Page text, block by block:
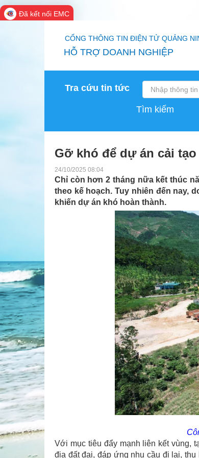
Đã kết nối EMC
CỔNG THÔNG TIN ĐIỆN TỬ QUẢNG
HỖ TRỢ DOANH NGHIỆP
Tra cứu tin tức
Tìm kiếm
Gỡ khó để dự án cải
24/10/2025 08:04
Chỉ còn hơn 2 tháng nữa kết thúc
theo kế hoạch. Tuy nhiên đến nay,
khiến dự án khó hoàn thành.
Với mục tiêu đẩy mạnh liên kết vùng,
địa đất đai, đáp ứng nhu cầu đi lại,